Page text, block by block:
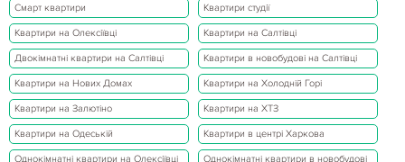
Смарт квартири Квартири студії
Квартири на Олексіївці Квартири на Салтівці
Двокімнатні квартири на Салтівці Квартири в новобудові на Салтівці
Квартири на Нових Домах Квартири на Холодній Горі
Квартири на Залютіно Квартири на ХТЗ
Квартири на Одеській Квартири в центрі Харкова
Однокімнатні квартири на Олексіївці Однокімнатні квартири в новобудові